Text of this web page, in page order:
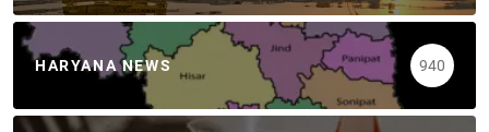
HARYANA NEWS 940